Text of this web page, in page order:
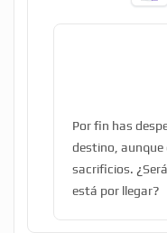
Por fin has
destino, aunque
sacrificios.
está por llegar?